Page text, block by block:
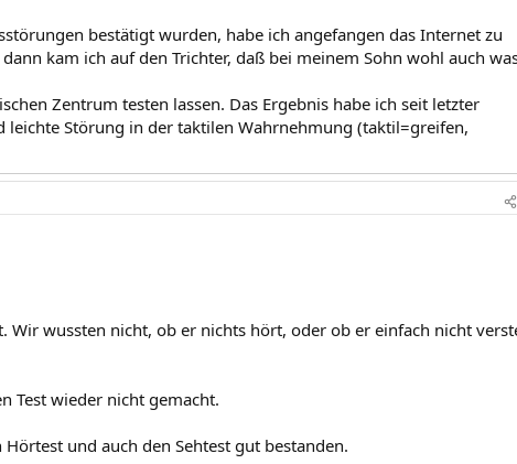
bestätigt wurden, habe ich angefangen das Internet zu
kam ich auf den Trichter, daß bei meinem Sohn wohl auch
Zentrum testen lassen. Das Ergebnis habe ich seit letzter
leichte Störung in der taktilen Wahrnehmung (taktil=greifen,
Wir wussten nicht, ob er nichts hört, oder ob er einfach nicht
Test wieder nicht gemacht.
und auch den Sehtest gut bestanden.